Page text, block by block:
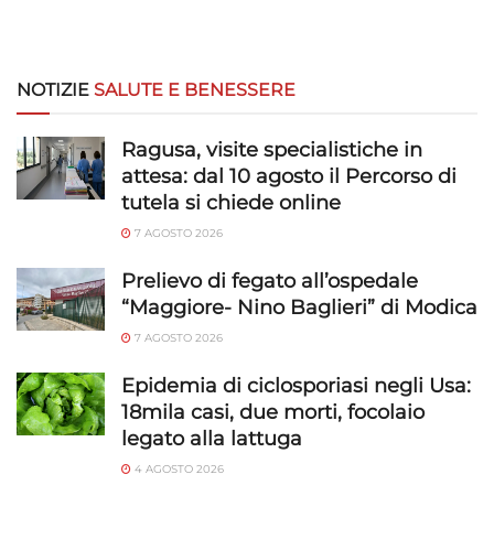
NOTIZIE SALUTE E BENESSERE
Ragusa, visite specialistiche in
attesa: dal 10 agosto il Percorso di
tutela si chiede online
7 AGOSTO 2026
Prelievo di fegato all’ospedale
“Maggiore- Nino Baglieri” di Modica
7 AGOSTO 2026
Epidemia di ciclosporiasi negli Usa:
18mila casi, due morti, focolaio
legato alla lattuga
4 AGOSTO 2026